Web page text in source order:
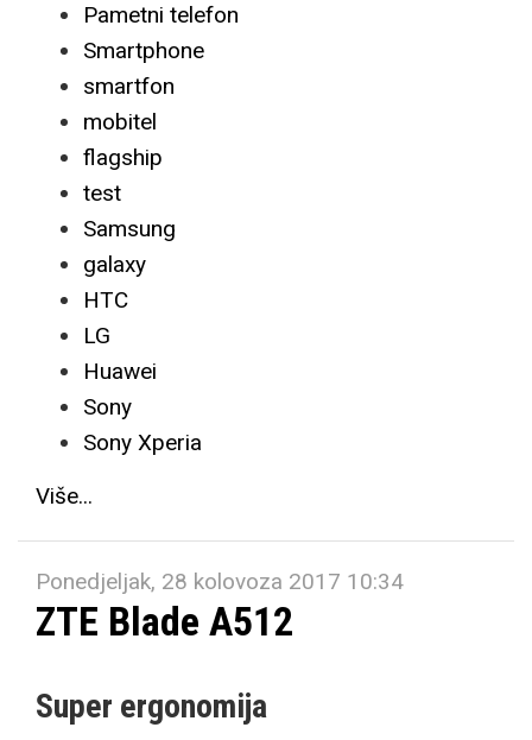
Pametni telefon
Smartphone
smartfon
mobitel
flagship
test
Samsung
galaxy
HTC
LG
Huawei
Sony
Sony Xperia
Više...
Ponedjeljak, 28 kolovoza 2017 10:34
ZTE Blade A512
Super ergonomija